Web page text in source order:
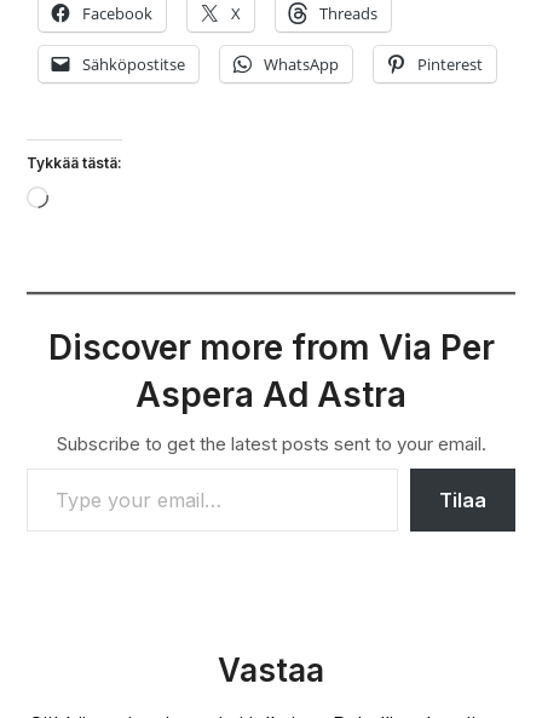
Facebook X Threads
Sähköpostitse WhatsApp Pinterest
Tykkää tästä:
Loading…
Discover more from Via Per
Aspera Ad Astra
Subscribe to get the latest posts sent to your email.
TYPE YOUR EMAIL…
Tilaa
Vastaa